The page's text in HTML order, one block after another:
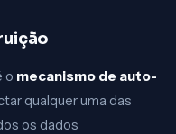
o mecanismo de auto-
qualquer uma das
os dados